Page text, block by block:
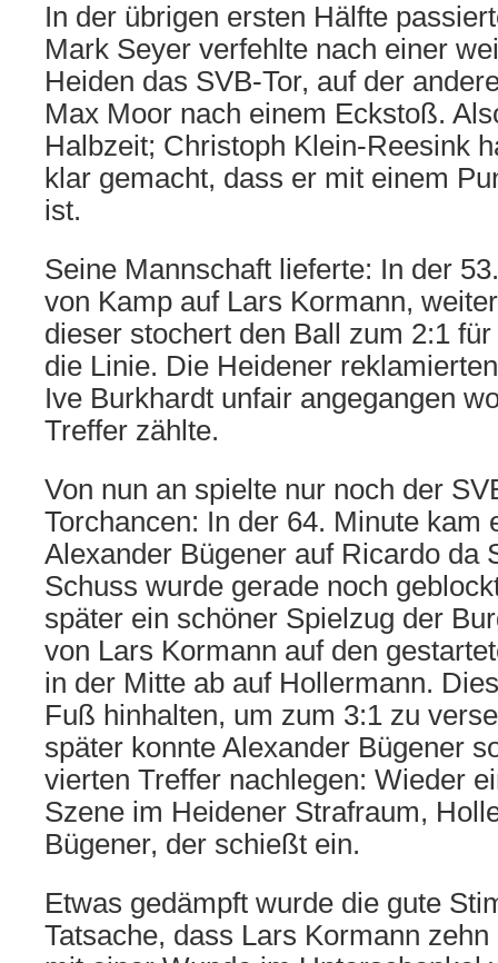
In der übrigen ersten Hälfte
Mark Seyer verfehlte nach einer
Heiden das SVB-Tor, auf der
Max Moor nach einem Eckstoß.
Halbzeit; Christoph Klein-Reesink
klar gemacht, dass er mit einem
ist.
Seine Mannschaft lieferte: In der
von Kamp auf Lars Kormann,
dieser stochert den Ball zum 2:1
die Linie. Die Heidener
Ive Burkhardt unfair angegangen
Treffer zählte.
Von nun an spielte nur noch der
Torchancen: In der 64. Minute kam
Alexander Bügener auf Ricardo da
Schuss wurde gerade noch
später ein schöner Spielzug der
von Lars Kormann auf den
in der Mitte ab auf Hollermann.
Fuß hinhalten, um zum 3:1 zu
später konnte Alexander Bügener
vierten Treffer nachlegen: Wieder
Szene im Heidener Strafraum,
Bügener, der schießt ein.
Etwas gedämpft wurde die gute
Tatsache, dass Lars Kormann